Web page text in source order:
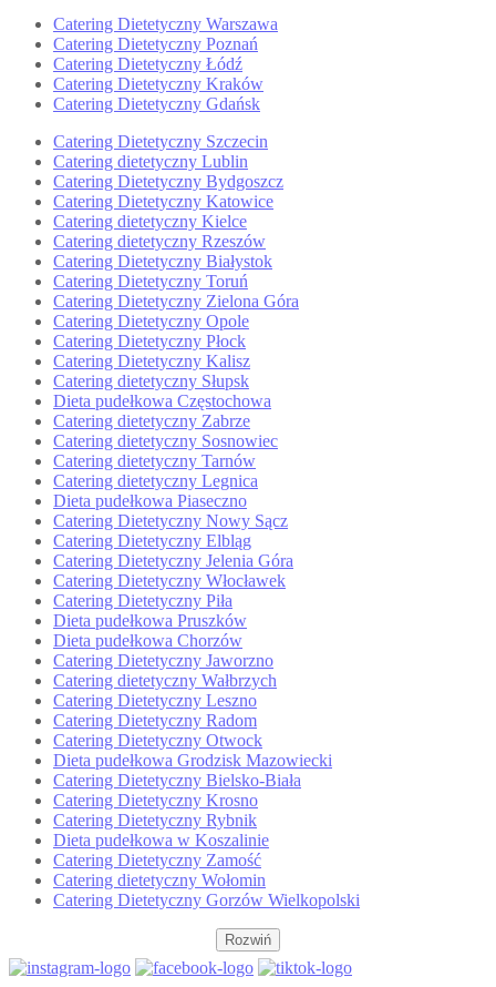
Catering Dietetyczny Warszawa
Catering Dietetyczny Poznań
Catering Dietetyczny Łódź
Catering Dietetyczny Kraków
Catering Dietetyczny Gdańsk
Catering Dietetyczny Szczecin
Catering dietetyczny Lublin
Catering Dietetyczny Bydgoszcz
Catering Dietetyczny Katowice
Catering dietetyczny Kielce
Catering dietetyczny Rzeszów
Catering Dietetyczny Białystok
Catering Dietetyczny Toruń
Catering Dietetyczny Zielona Góra
Catering Dietetyczny Opole
Catering Dietetyczny Płock
Catering Dietetyczny Kalisz
Catering dietetyczny Słupsk
Dieta pudełkowa Częstochowa
Catering dietetyczny Zabrze
Catering dietetyczny Sosnowiec
Catering dietetyczny Tarnów
Catering dietetyczny Legnica
Dieta pudełkowa Piaseczno
Catering Dietetyczny Nowy Sącz
Catering Dietetyczny Elbląg
Catering Dietetyczny Jelenia Góra
Catering Dietetyczny Włocławek
Catering Dietetyczny Piła
Dieta pudełkowa Pruszków
Dieta pudełkowa Chorzów
Catering Dietetyczny Jaworzno
Catering dietetyczny Wałbrzych
Catering Dietetyczny Leszno
Catering Dietetyczny Radom
Catering Dietetyczny Otwock
Dieta pudełkowa Grodzisk Mazowiecki
Catering Dietetyczny Bielsko-Biała
Catering Dietetyczny Krosno
Catering Dietetyczny Rybnik
Dieta pudełkowa w Koszalinie
Catering Dietetyczny Zamość
Catering dietetyczny Wołomin
Catering Dietetyczny Gorzów Wielkopolski
Rozwiń